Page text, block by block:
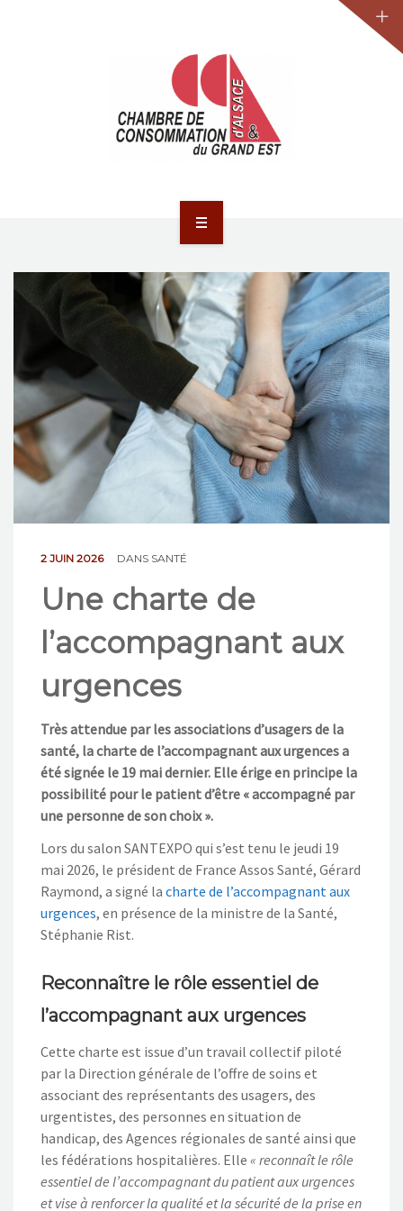
ACTUALITÉS
JURIDIQUE
LA CCA-GE
NOS ACTIONS
CONTACT
2 JUIN 2026 DANS SANTÉ
Une charte de
l’accompagnant aux
urgences
Très attendue par les associations d’usagers de la
santé, la charte de l’accompagnant aux urgences a
été signée le 19 mai dernier. Elle érige en principe la
possibilité pour le patient d’être « accompagné par
une personne de son choix ».
Lors du salon SANTEXPO qui s’est tenu le jeudi 19
mai 2026, le président de France Assos Santé, Gérard
Raymond, a signé la charte de l’accompagnant aux
urgences, en présence de la ministre de la Santé,
Stéphanie Rist.
Reconnaître le rôle essentiel de
l’accompagnant aux urgences
Cette charte est issue d’un travail collectif piloté
par la Direction générale de l’offre de soins et
associant des représentants des usagers, des
urgentistes, des personnes en situation de
handicap, des Agences régionales de santé ainsi que
les fédérations hospitalières. Elle « reconnaît le rôle
essentiel de l’accompagnant du patient aux urgences
et vise à renforcer la qualité et la sécurité de la prise en